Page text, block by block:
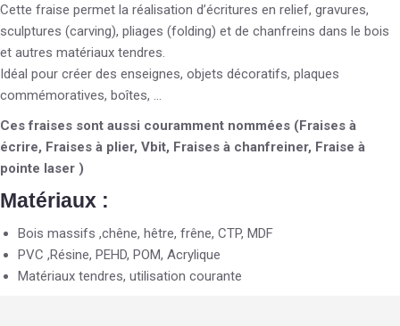
Cette fraise permet la réalisation d’écritures en relief, gravures,
sculptures (carving), pliages (folding) et de chanfreins dans le bois
et autres matériaux tendres.
Idéal pour créer des enseignes, objets décoratifs, plaques
commémoratives, boîtes, …
Ces fraises sont aussi couramment nommées (Fraises à
écrire, Fraises à plier, Vbit, Fraises à chanfreiner, Fraise à
pointe laser )
Matériaux :
Bois massifs ,chêne, hêtre, frêne, CTP, MDF
PVC ,Résine, PEHD, POM, Acrylique
Matériaux tendres, utilisation courante